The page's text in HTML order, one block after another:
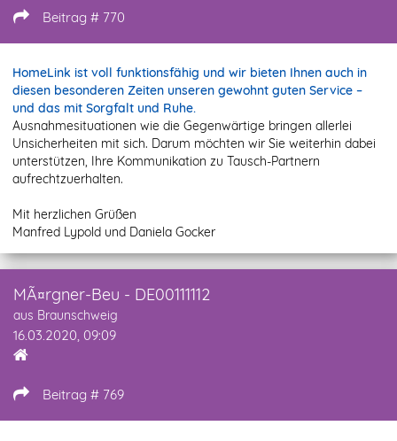
Beitrag # 770
HomeLink ist voll funktionsfähig und wir bieten Ihnen auch in
diesen besonderen Zeiten unseren gewohnt guten Service –
und das mit Sorgfalt und Ruhe.
Ausnahmesituationen wie die Gegenwärtige bringen allerlei
Unsicherheiten mit sich. Darum möchten wir Sie weiterhin dabei
unterstützen, Ihre Kommunikation zu Tausch-Partnern
aufrechtzuerhalten.
Mit herzlichen Grüßen
Manfred Lypold und Daniela Gocker
MÃ¤rgner-Beu - DE00111112
aus Braunschweig
16.03.2020, 09:09
Beitrag # 769